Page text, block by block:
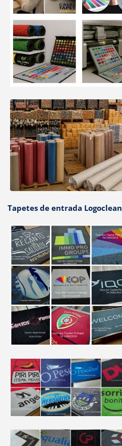
Tapetes de entrada Logoclean